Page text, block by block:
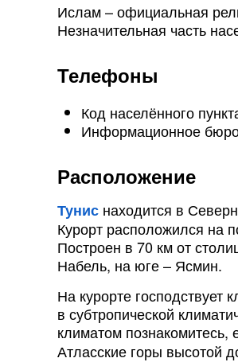
Ислам – официальная
Незначительная часть
Телефоны
Код населённого
Информационное
Расположение
Тунис находится в
Курорт расположился на
Построен в 70 км от
Набель, на юге – Ясмин.
На курорте господствует
в субтропической
климатом познакомитесь,
Атласские горы высотой